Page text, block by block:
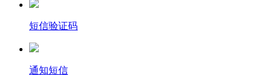
短信验证码
通知短信